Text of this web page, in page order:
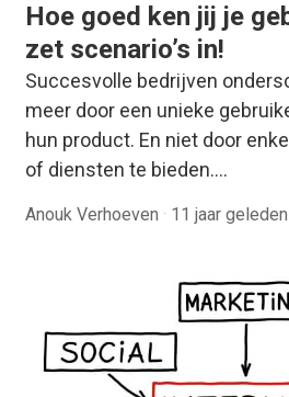
Hoe goed ken jij je
zet scenario’s in!
Succesvolle bedrijven
meer door een unieke
hun product. En niet door
of diensten te bieden.…
Anouk Verhoeven · 11 jaar geleden